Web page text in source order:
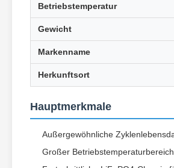
Betriebstemperatur
Gewicht
Markenname
Herkunftsort
Hauptmerkmale
Außergewöhnliche
Großer